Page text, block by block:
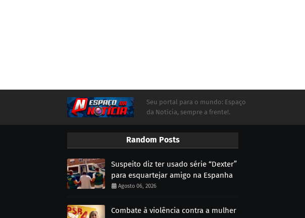
Seu portal para o mundo: Espaço
da Notícia, sempre a frente!.
Random Posts
Suspeito diz ter usado série “Dexter”
para esquartejar amigo na Espanha
Agosto 06, 2026
Combate à violência contra a mulher